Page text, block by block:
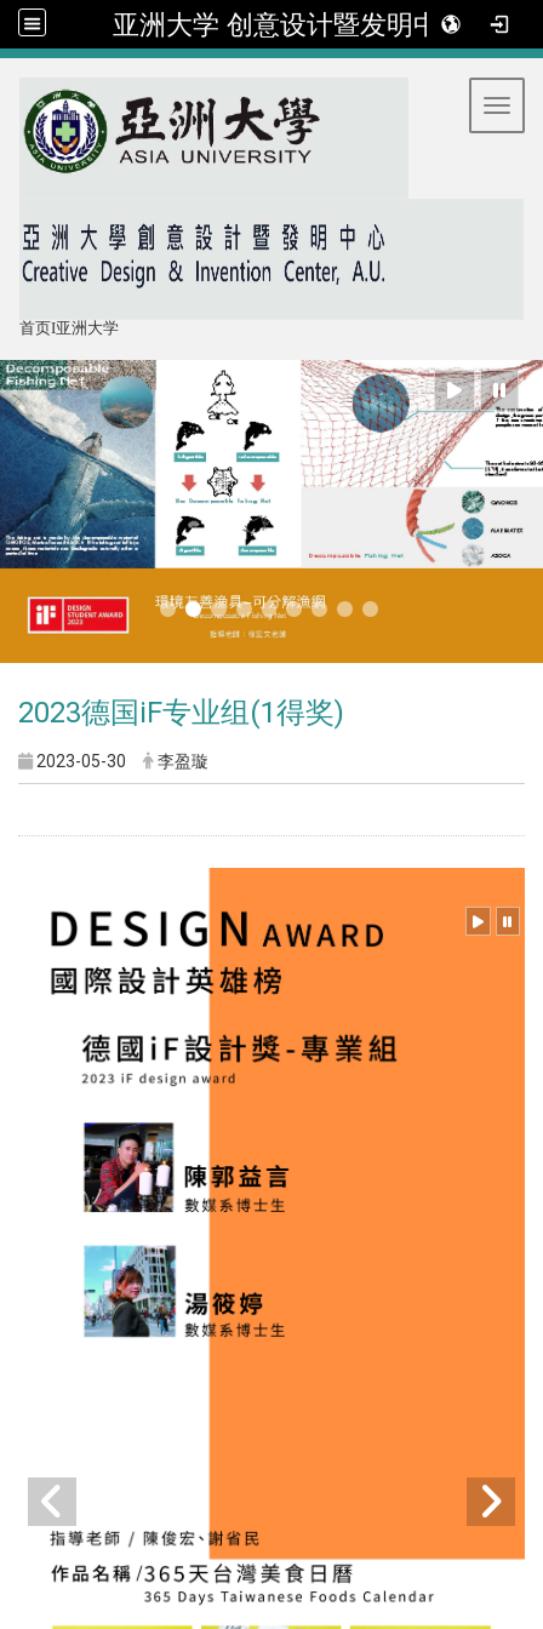
亚洲大学 创意设计暨发明中心
首页I亚洲大学
2023德国iF专业组(1得奖)
2023-05-30 李盈璇